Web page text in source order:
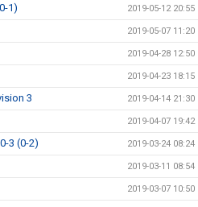
1) 2019-05-12 20:55
2019-05-07 11:20
2019-04-28 12:50
2019-04-23 18:15
3 2019-04-14 21:30
2019-04-07 19:42
3 (0-2) 2019-03-24 08:24
2019-03-11 08:54
2019-03-07 10:50